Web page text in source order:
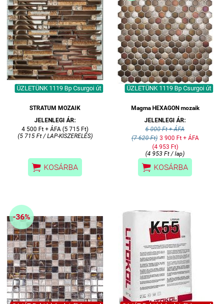
ÜZLETÜNK 1119 Bp Csurgoi út
STRATUM MOZAIK
JELENLEGI ÁR:
4 500 Ft + ÁFA (5 715 Ft)
(5 715 Ft / LAP-KISZERELÉS)
 KOSÁRBA
ÜZLETÜNK 1119 Bp Csurgoi út
Magma HEXAGON mozaik
JELENLEGI ÁR:
6 000 Ft + ÁFA
(7 620 Ft) 3 900 Ft + ÁFA
(4 953 Ft)
(4 953 Ft / lap)
 KOSÁRBA
-36%